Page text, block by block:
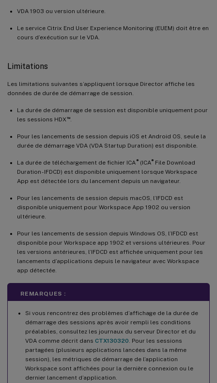
VDA 1903 ou version ultérieure.
Le service Citrix End User Experience Monitoring (EUEM) doit être en
cours d’exécution sur le VDA.
Limitations
Les limitations suivantes s’appliquent lorsque Director affiche les
données de durée de démarrage de session.
La durée de démarrage de session est disponible uniquement pour
les sessions HDX ™.
Pour les lancements de session depuis iOS et Android OS, seule la
durée de démarrage VDA (VDA Startup Duration) est disponible.
La durée de téléchargement de fichier ICA ®(ICA® File Download
Duration - IFDCD) est disponible uniquement lorsque Workspace
App est détectée lors du lancement depuis un navigateur.
Pour les lancements de session depuis macOS, l’IFDCD est
disponible uniquement pour Workspace App 1902 ou version
ultérieure.
Pour les lancements de session depuis Windows OS, l’IFDCD est
disponible pour Workspace app 1902 et versions ultérieures. Pour
les versions antérieures, l’IFDCD est affichée uniquement pour les
lancements d’applications depuis le navigateur avec Workspace
app détectée.
REMARQUES :
Si vous rencontrez des problèmes d’affichage de la durée de
démarrage des sessions après avoir rempli les conditions
préalables, consultez les journaux du serveur Director et du
VDA comme décrit dans CTX130320 . Pour les sessions
partagées (plusieurs applications lancées dans la même
session), les métriques de démarrage de l’application
Workspace sont affichées pour la dernière connexion ou le
dernier lancement d’application.